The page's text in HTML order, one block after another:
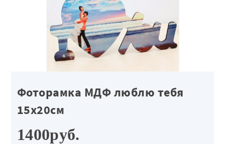
Фоторамка МДФ люблю тебя
15х20см
1400руб.